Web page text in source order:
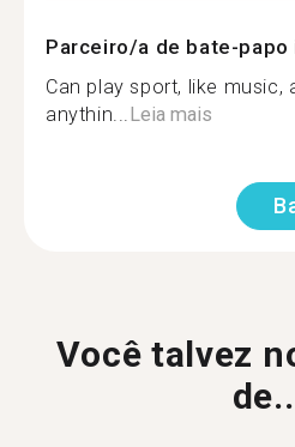
Parceiro/a de bate-papo
Can play sport, like music,
anythin...Leia mais
Você talvez